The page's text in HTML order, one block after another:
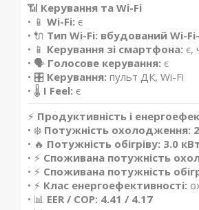
📶 Керування та Wi-Fi
• 📱 Wi-Fi: є
• 🔌 Тип Wi-Fi: вбудований Wi-
• 📱 Керування зі смартфона: є,
• 🗣️ Голосове керування: є
• 🎛️ Керування: пульт ДК, Wi-Fi
• 🌡️ I Feel: є
⚡ Продуктивність і
• ❄️ Потужність охолодження:
• 🔥 Потужність обігріву: 3.0
• ⚡ Споживана потужність
• ⚡ Споживана потужність
• ⚡ Клас енергоефективності:
• 📊 EER / COP: 4.41 / 4.17